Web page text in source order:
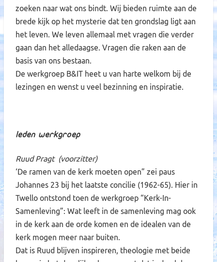
zoeken naar wat ons bindt. Wij bieden ruimte aan de
brede kijk op het mysterie dat ten grondslag ligt aan
het leven. We leven allemaal met vragen die verder
gaan dan het alledaagse. Vragen die raken aan de
basis van ons bestaan.
De werkgroep B&IT heet u van harte welkom bij de
lezingen en wenst u veel bezinning en inspiratie.
Leden werkgroep
Ruud Pragt (voorzitter)
‘De ramen van de kerk moeten open” zei paus
Johannes 23 bij het laatste concilie (1962-65). Hier in
Twello ontstond toen de werkgroep “Kerk-In-
Samenleving”: Wat leeft in de samenleving mag ook
in de kerk aan de orde komen en de idealen van de
kerk mogen meer naar buiten.
Dat is Ruud blijven inspireren, theologie met beide